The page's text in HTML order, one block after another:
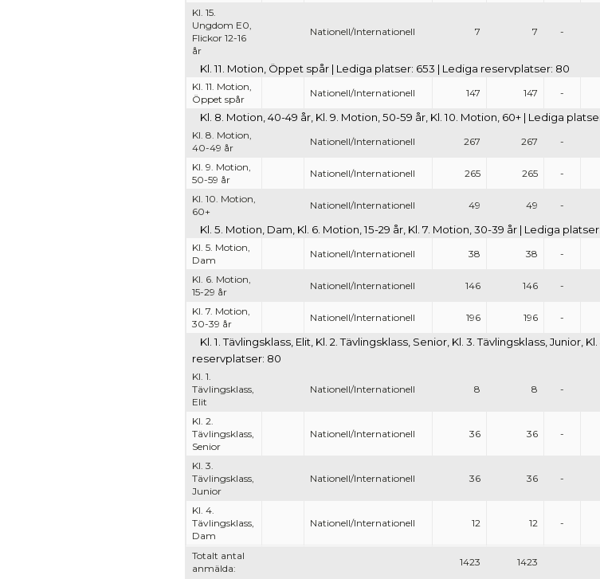
Totalt antal
anmälda:
1423 1423
Kl. 15.
Ungdom E0,
Flickor 12-16
år
Nationell/Internationell 7 7 -
Kl. 11. Motion, Öppet spår | Lediga platser: 653 | Lediga reservplatser: 80
Kl. 11. Motion,
Öppet spår
Nationell/Internationell 147 147 -
Kl. 8. Motion, 40-49 år, Kl. 9. Motion, 50-59 år, Kl. 10. Motion, 60+ | Lediga
Kl. 8. Motion,
40-49 år
Nationell/Internationell 267 267 -
Kl. 9. Motion,
50-59 år
Nationell/Internationell 265 265 -
Kl. 10. Motion,
60+
Nationell/Internationell 49 49 -
Kl. 5. Motion, Dam, Kl. 6. Motion, 15-29 år, Kl. 7. Motion, 30-39 år | Lediga
Kl. 5. Motion,
Dam
Nationell/Internationell 38 38 -
Kl. 6. Motion,
15-29 år
Nationell/Internationell 146 146 -
Kl. 7. Motion,
30-39 år
Nationell/Internationell 196 196 -
Kl. 1. Tävlingsklass, Elit, Kl. 2. Tävlingsklass, Senior, Kl. 3. Tävlingsklass, Junior,
reservplatser: 80
Kl. 1.
Tävlingsklass,
Elit
Nationell/Internationell 8 8 -
Kl. 2.
Tävlingsklass,
Senior
Nationell/Internationell 36 36 -
Kl. 3.
Tävlingsklass,
Junior
Nationell/Internationell 36 36 -
Kl. 4.
Tävlingsklass,
Dam
Nationell/Internationell 12 12 -